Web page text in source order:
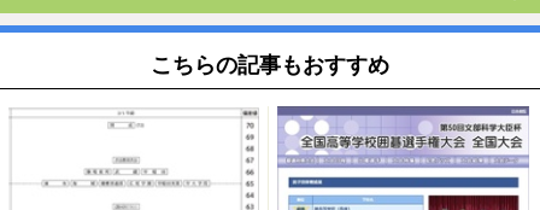
こちらの記事もおすすめ